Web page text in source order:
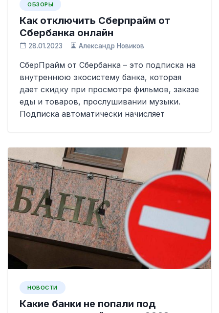
ОБЗОРЫ
Как отключить Сберпрайм от
Сбербанка онлайн
28.01.2023 Александр Новиков
СберПрайм от Сбербанка – это подписка на
внутреннюю экосистему банка, которая
дает скидку при просмотре фильмов, заказе
еды и товаров, прослушивании музыки.
Подписка автоматически начисляет
НОВОСТИ
Какие банки не попали под